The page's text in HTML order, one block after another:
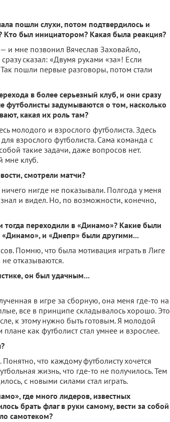
пошли слухи, потом подтвердилось и
Кто был инициатором? Какая была реакция?
и мне позвонил Вячеслав Заховайло,
сказал: «Двумя руками «за»! Если
Так пошли первые разговоры, потом стали
в более серьезный клуб, и они сразу
футболисты задумываются о том, насколько
какая их роль там?
молодого и взрослого футболиста. Здесь
взрослого футболиста. Сама команда с
такие задачи, даже вопросов нет.
мне клуб.
смотрели матчи?
нигде не показывали. Полгода у меня
и видел. Но, по возможности, конечно,
переходили в «Динамо»? Какие были
и «Днепр» были другими...
Помню, что была мотивация играть в Лиге
отказываются.
он был удачным...
в игре за сборную, она меня где-то на
все в принципе складывалось хорошо. Это
к этому нужно быть готовым. Я молодой
как футболист стал умнее и взрослее.
что каждому футболисту хочется
жизнь, что где-то не получилось. Тем
с новыми силами стал играть.
где много лидеров, известных
брать флаг в руки самому, вести за собой
самотеком?